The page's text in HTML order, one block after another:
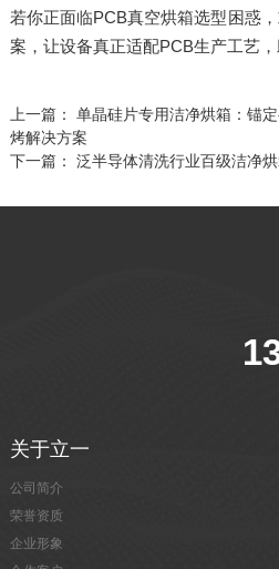
若你正面临PCB真空烘箱选型困惑
案，让设备真正适配PCB生产工艺
上一篇： 单晶硅片专用洁净烘箱：锚
烤解决方案
下一篇： 泛半导体清洗行业百级洁净
关于立一
公司简介
荣誉资质
企业形象